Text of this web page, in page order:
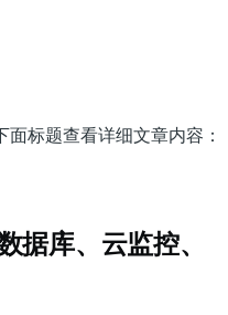
标题查看详细文章内容：
据库、云监控、